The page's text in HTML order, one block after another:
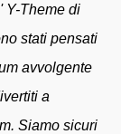
Y-Theme di
stati pensati
avvolgente
a
Siamo sicuri